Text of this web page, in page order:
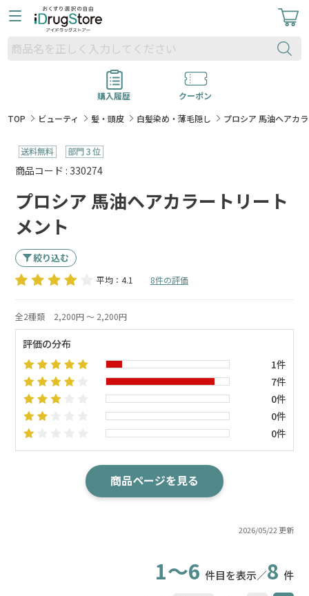
購入履歴
クーポン
TOP
ビューティ 髪・頭皮 白髪染め・薄毛隠し プロシア 馬油ヘアカ
商品コード : 330274
プロシア 馬油ヘアカラートリート
メント
絞り込む
平均：4.1 8件の評価
2026/05/22 更新
全2種類 2,200円 ～ 2,200円
評価の分布
1件
7件
0件
0件
0件
商品ページを見る
1～6 件目を表示／8 件